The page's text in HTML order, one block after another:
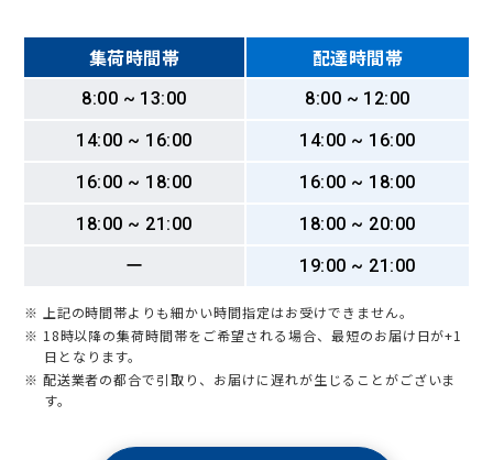
集荷時間帯 配達時間帯
8:00 ~ 13:00
8:00 ~ 12:00
14:00 ~ 16:00
14:00 ~ 16:00
16:00 ~ 18:00
16:00 ~ 18:00
18:00 ~ 21:00
18:00 ~ 20:00
ー
19:00 ~ 21:00
※ 上記の時間帯よりも細かい時間指定はお受けできません。
※ 18時以降の集荷時間帯をご希望される場合、最短のお届け日が+1
日となります。
※ 配送業者の都合で引取り、お届けに遅れが生じることがございま
す。